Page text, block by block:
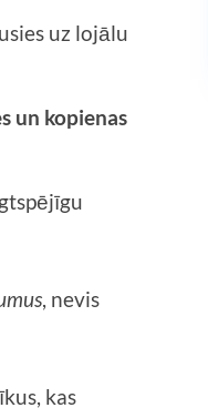
uz lojālu
un kopienas
, nevis
kas